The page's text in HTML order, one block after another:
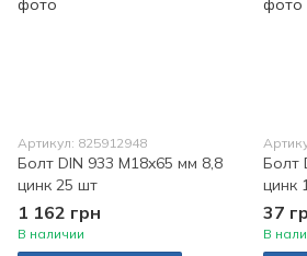
Артикул: 825912948
Болт DIN 933 M18x65 мм 8,8
цинк 25 шт
1 162 грн
В наличии
Болт
цинк
37
В